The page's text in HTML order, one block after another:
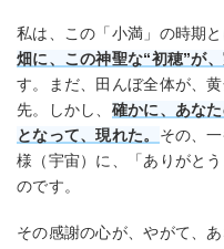
私は、この「小満」の時期と
畑に、この神聖な“初穂”が
す。まだ、田んぼ全体が、
先。しかし、 確かに、あな
となって、現れた。 その、
様（宇宙）に、「ありがと
のです。
その感謝の心が、やがて、